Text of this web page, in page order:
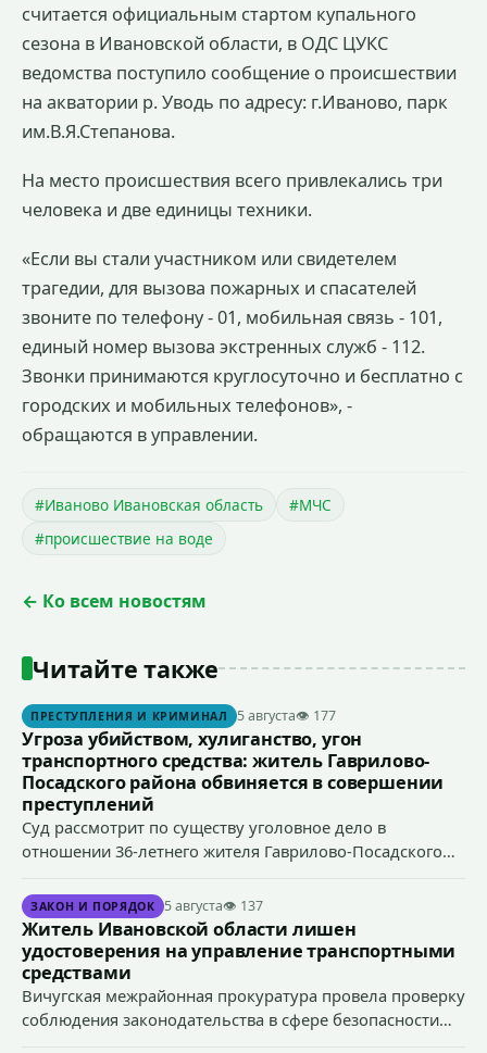
считается официальным стартом купального
сезона в Ивановской области, в ОДС ЦУКС
ведомства поступило сообщение о происшествии
на акватории р. Уводь по адресу: г.Иваново, парк
им.В.Я.Степанова.
На место происшествия всего привлекались три
человека и две единицы техники.
«Если вы стали участником или свидетелем
трагедии, для вызова пожарных и спасателей
звоните по телефону - 01, мобильная связь - 101,
единый номер вызова экстренных служб - 112.
Звонки принимаются круглосуточно и бесплатно с
городских и мобильных телефонов», -
обращаются в управлении.
#Иваново Ивановская область
#МЧС
#происшествие на воде
← Ко всем новостям
Читайте также
ПРЕСТУПЛЕНИЯ И КРИМИНАЛ 5 августа👁 177
Угроза убийством, хулиганство, угон
транспортного средства: житель Гаврилово-
Посадского района обвиняется в совершении
преступлений
Суд рассмотрит по существу уголовное дело в
отношении 36-летнего жителя Гаврилово-Посадского
преступлений, предусмотренных ч. 1 ст. 119 УК РФ
(угроза убийством), ч. 1 ст. 166 УК РФ (угон
транспортного средства), п. «а» ч. 1 ст. 213 УК РФ
(хулиганство).
ЗАКОН И ПОРЯДОК 5 августа👁 137
Житель Ивановской области лишен
удостоверения на управление транспортными
средствами
Вичугская межрайонная прокуратура провела проверку
соблюдения законодательства в сфере безопасности